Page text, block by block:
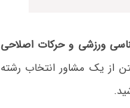
ورزشی و حرکات اصلاحی
از یک مشاور انتخاب رشته